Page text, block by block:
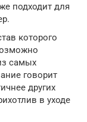
подходит для
которого
самых
говорит
других
в уходе